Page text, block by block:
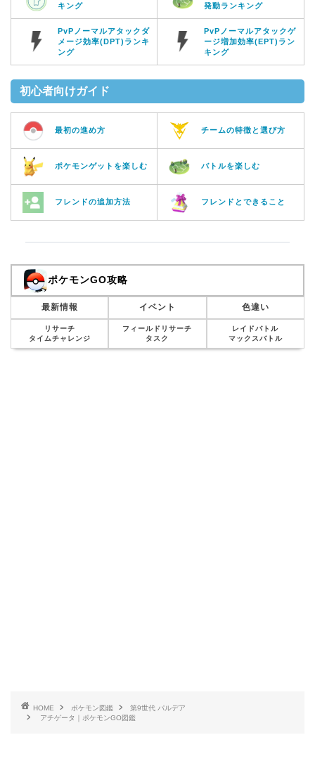
キング
発動ランキング
PvPノーマルアタックダ
メージ効率(DPT)ランキ
ング
PvPノーマルアタックゲ
ージ増加効率(EPT)ラン
キング
初心者向けガイド
最初の進め方 チームの特徴と選び方
ポケモンゲットを楽しむ バトルを楽しむ
フレンドの追加方法 フレンドとできること
ポケモンGO攻略
最新情報 イベント 色違い
リサーチ
タイムチャレンジ
フィールドリサーチ
タスク
レイドバトル
マックスバトル
HOME ポケモン図鑑
第9世代 パルデア
アチゲータ｜ポケモンGO図鑑